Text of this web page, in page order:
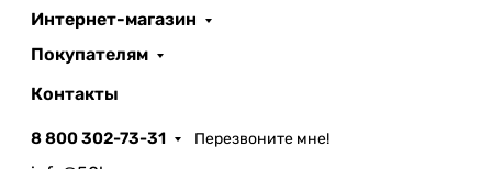
Интернет-магазин
Покупателям
Контакты
8 800 302-73-31 Перезвоните мне!